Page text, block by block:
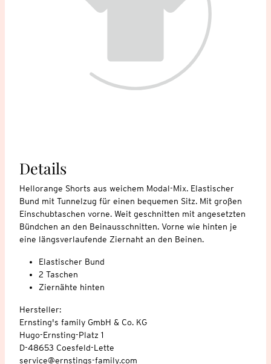
Details
Hellorange Shorts aus weichem Modal-Mix. Elastischer
Bund mit Tunnelzug für einen bequemen Sitz. Mit großen
Einschubtaschen vorne. Weit geschnitten mit angesetzten
Bündchen an den Beinausschnitten. Vorne wie hinten je
eine längsverlaufende Ziernaht an den Beinen.
Elastischer Bund
2 Taschen
Ziernähte hinten
Hersteller:
Ernsting's family GmbH & Co. KG
Hugo-Ernsting-Platz 1
D-48653 Coesfeld-Lette
service@ernstings-family.com